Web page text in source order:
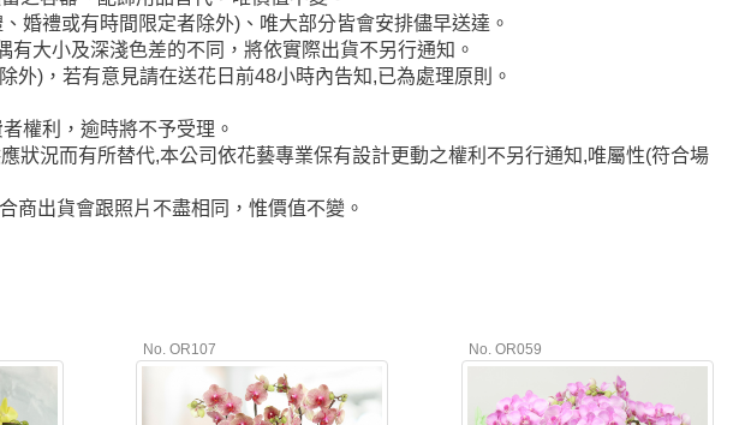
婚禮或有時間限定者除外)、唯大部分皆會安排儘早送達。
大小及深淺色差的不同，將依實際出貨不另行通知。
)，若有意見請在送花日前48小時內告知,已為處理原則。
權利，逾時將不予受理。
狀況而有所替代,本公司依花藝專業保有設計更動之權利不另行通知,唯屬性(符合場
商出貨會跟照片不盡相同，惟價值不變。
No. OR107 No. OR059